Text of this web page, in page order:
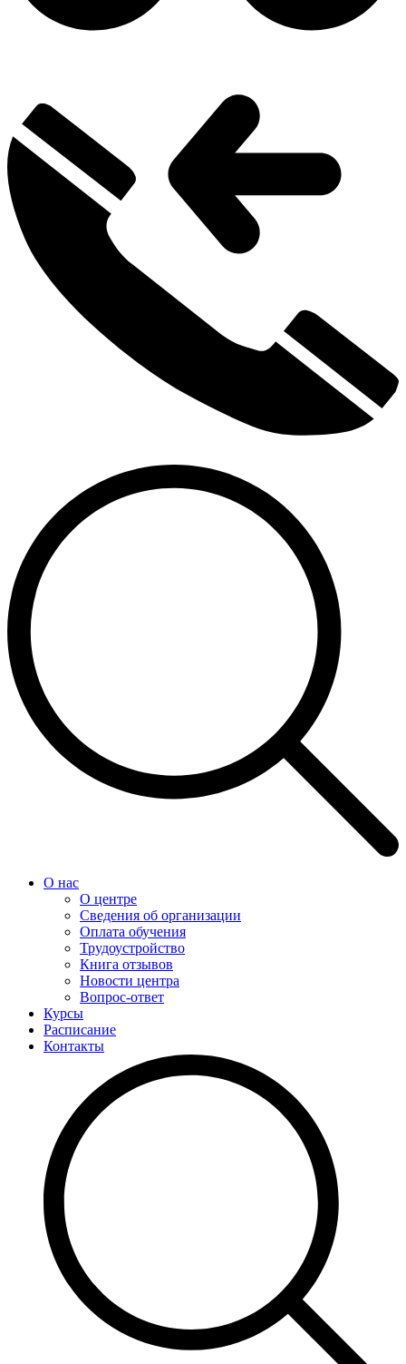
О нас
О центре
Сведения об организации
Оплата обучения
Трудоустройство
Книга отзывов
Новости центра
Вопрос-ответ
Курсы
Расписание
Контакты